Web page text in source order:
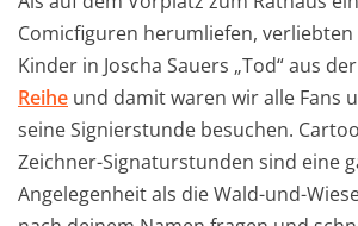
Comicfiguren herumliefen,
Kinder in Joscha Sauers „Tod“ aus der
Reihe und damit waren wir alle Fans
seine Signierstunde besuchen.
Zeichner-Signaturstunden sind eine
Angelegenheit als die Wald-und-